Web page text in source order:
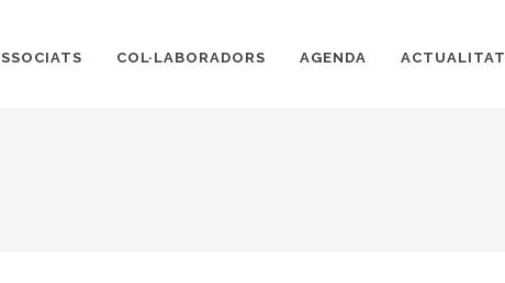
COL·LABORADORS AGENDA ACTUALITAT